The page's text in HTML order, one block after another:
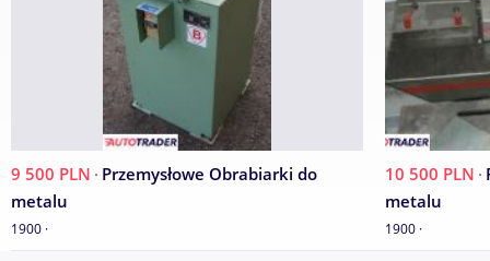
9 500 PLN · Przemysłowe Obrabiarki do
metalu
1900 ·
10 500 PLN ·
metalu
1900 ·